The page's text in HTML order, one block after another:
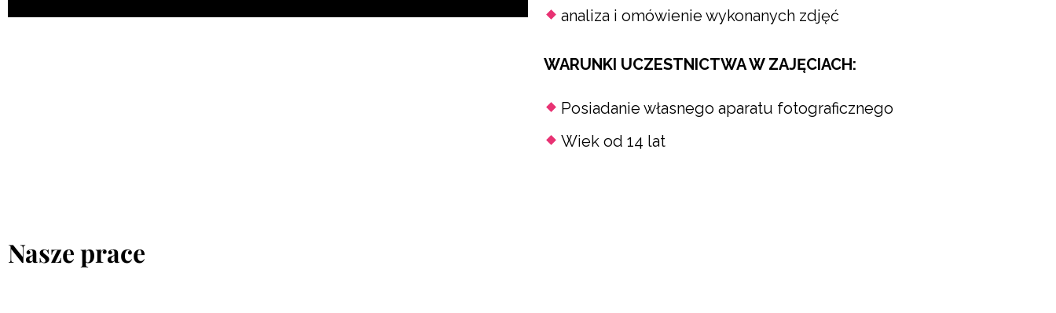
analiza i omówienie wykonanych zdjęć
WARUNKI UCZESTNICTWA W ZAJĘCIACH:
Posiadanie własnego aparatu fotograficznego
Wiek od 14 lat
Nasze prace